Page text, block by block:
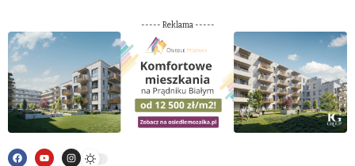
----- Reklama -----